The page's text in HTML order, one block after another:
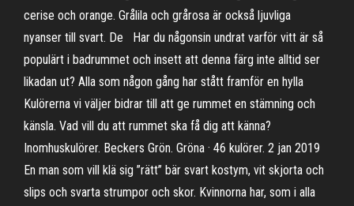
cerise och orange. Grålila och grårosa är också ljuvliga
nyanser till svart. De Har du någonsin undrat varför vitt är så
populärt i badrummet och insett att denna färg inte alltid ser
likadan ut? Alla som någon gång har stått framför en hylla
Kulörerna vi väljer bidrar till att ge rummet en stämning och
känsla. Vad vill du att rummet ska få dig att känna?
Inomhuskulörer. Beckers Grön. Gröna · 46 kulörer. 2 jan 2019
En man som vill klä sig ”rätt” bär svart kostym, vit skjorta och
slips och svarta strumpor och skor. Kvinnorna har, som i alla